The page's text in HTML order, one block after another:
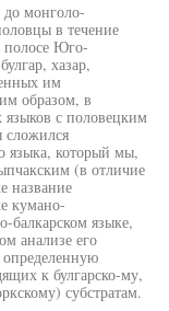
монголо-
в течение
полосе Юго-
хазар,
им
образом, в
языков с половецким
языка, который мы,
(в отличие
название
кумано-
балкарском языке,
анализе его
к булгарско-му,
субстратам.